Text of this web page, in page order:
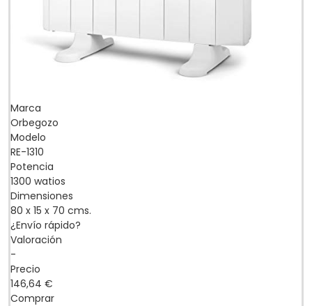
Marca
Orbegozo
Modelo
RE-1310
Potencia
1300 watios
Dimensiones
80 x 15 x 70 cms.
¿Envío rápido?
Valoración
-
Precio
146,64 €
Comprar